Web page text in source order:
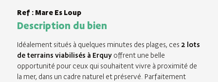
Ref : Mare Es Loup
Description du bien
Idéalement situés à quelques minutes des plages, ces 2 lots
de terrains viabilisés à Erquy offrent une belle
opportunité pour ceux qui souhaitent vivre à proximité de
la mer, dans un cadre naturel et préservé. Parfaitement